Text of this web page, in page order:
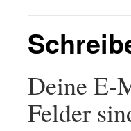
Deine E-
Felder